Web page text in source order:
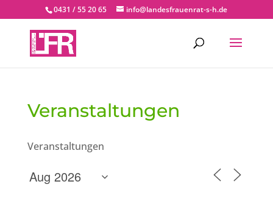
0431 / 55 20 65 info@landesfrauenrat-s-h.de
Veranstaltungen
Veranstaltungen